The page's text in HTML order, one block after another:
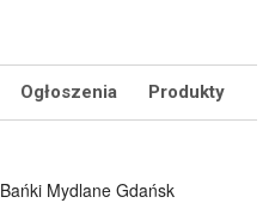
Ogłoszenia Produkty
Hurtownia Balonów